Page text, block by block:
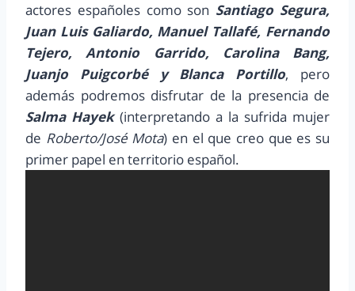
actores españoles como son Santiago Segura,
Juan Luis Galiardo, Manuel Tallafé, Fernando
Tejero, Antonio Garrido, Carolina Bang,
Juanjo Puigcorbé y Blanca Portillo, pero
además podremos disfrutar de la presencia de
Salma Hayek(interpretando a la sufrida mujer
de Roberto/José Mota) en el que creo que es su
primer papel en territorio español.